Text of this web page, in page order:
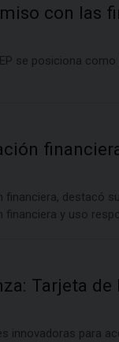
con las
se posiciona
financiera, destacó
y uso
Tarjeta
innovadoras para